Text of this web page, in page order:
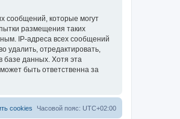
сообщений, которые могут
размещения таких
IP-адреса всех сообщений
отредактировать,
базе данных. Хотя эта
быть ответственна за
Часовой пояс: UTC+02:00
cookies